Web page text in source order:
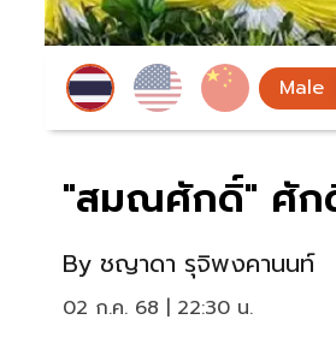
"สมณศักดิ์​" ศัก
By ชญาดา รุจิพงคานนท์
02 ก.ค. 68 | 22:30 น.